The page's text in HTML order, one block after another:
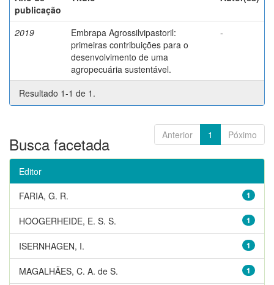
publicação
2019
Embrapa Agrossilvipastoril:
primeiras contribuições para o
desenvolvimento de uma
agropecuária sustentável.
-
Resultado 1-1 de 1.
Anterior 1 Póximo
Busca facetada
Editor
1
FARIA, G. R.
1
HOOGERHEIDE, E. S. S.
1
ISERNHAGEN, I.
1
MAGALHÃES, C. A. de S.